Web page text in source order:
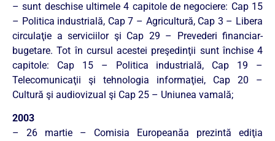
– sunt deschise ultimele 4 capitole de negociere: Cap 15
– Politica industrială, Cap 7 – Agricultură, Cap 3 – Libera
circulaţie a serviciilor şi Cap 29 – Prevederi financiar-
bugetare. Tot în cursul acestei preşedinţii sunt închise 4
capitole: Cap 15 – Politica industrială, Cap 19 –
Telecomunicaţii şi tehnologia informaţiei, Cap 20 –
Cultură şi audiovizual şi Cap 25 – Uniunea vamală;
2003
– 26 martie – Comisia Europeanăa prezintă ediţia